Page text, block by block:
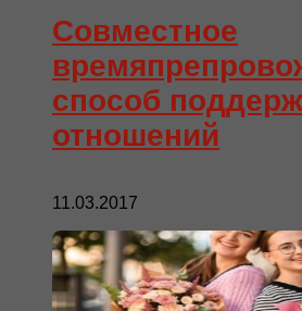
Совместное
способ
отношений
11.03.2017